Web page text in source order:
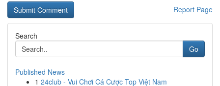
Report Page
Search
Go
Published News
1 24club - Vui Chơi Cá Cược Top Việt Nam